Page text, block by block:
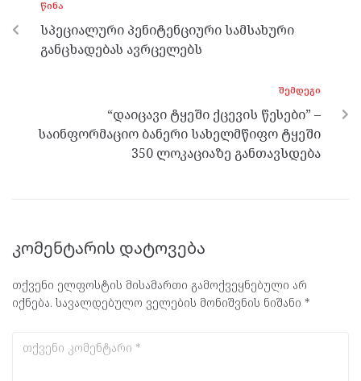
o
k
er m p
p
ᲬᲘᲜᲐ
სპეციალური პენიტენციური სამსახური
განცხადებას ავრცელებს
ᲨᲔᲛᲓᲔᲒᲘ
“დაიცავი ტყეში ქცევის წესები” –
საინფორმაციო ბანერი სახელმწიფო ტყეში
350 ლოკაციაზე განთავსდება
კომენტარის დატოვება
თქვენი ელფოსტის მისამართი გამოქვეყნებული არ
იქნება. სავალდებულო ველების მონიშვნის ნიშანი *